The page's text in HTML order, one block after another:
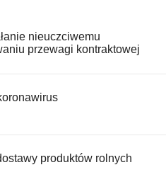
nieuczciwemu
przewagi kontraktowej
produktów rolnych